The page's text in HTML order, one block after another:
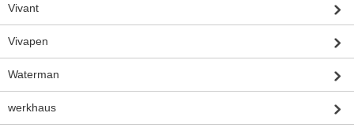
Vivant
Vivapen
Waterman
werkhaus